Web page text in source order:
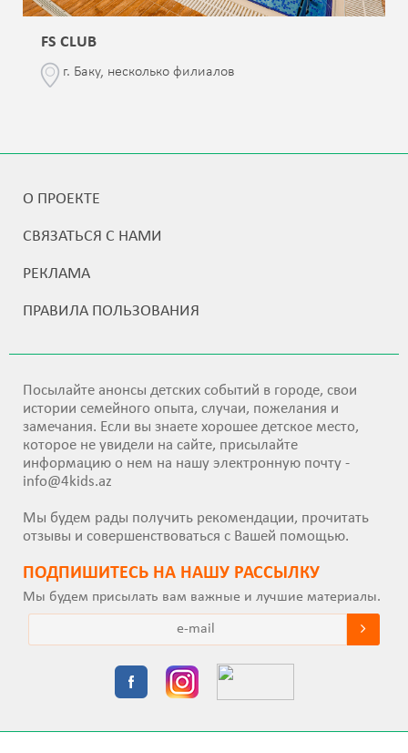
FS CLUB
г. Баку, несколько филиалов
О ПРОЕКТЕ
СВЯЗАТЬСЯ С НАМИ
РЕКЛАМА
ПРАВИЛА ПОЛЬЗОВАНИЯ
Посылайте анонсы детских событий в городе, свои
истории семейного опыта, случаи, пожелания и
замечания. Если вы знаете хорошее детское место,
которое не увидели на сайте, присылайте
информацию о нем на нашу электронную почту -
info@4kids.az
Мы будем рады получить рекомендации, прочитать
отзывы и совершенствоваться с Вашей помощью.
ПОДПИШИТEСЬ НА НАШУ РАССЫЛКУ
Мы будем присылать вам важные и лучшие материалы.